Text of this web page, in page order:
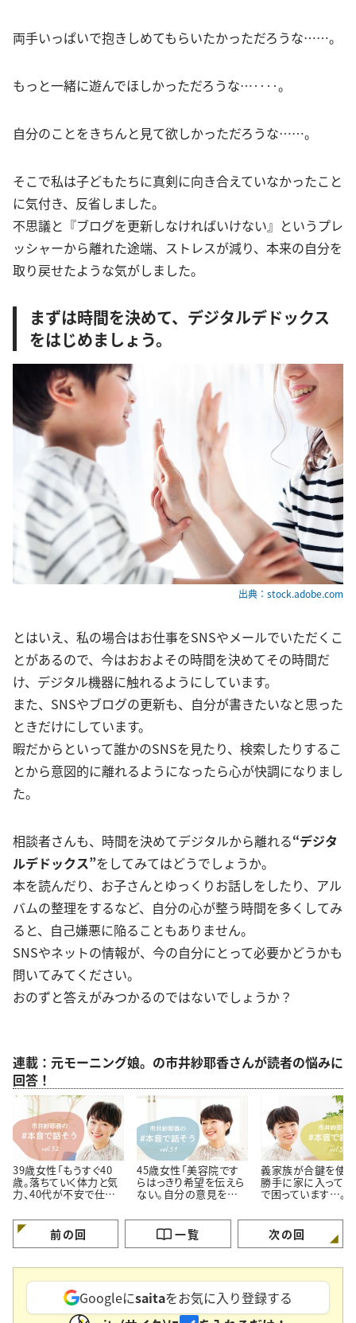
両手いっぱいで抱きしめてもらいたかっただろうな……。
もっと一緒に遊んでほしかっただろうな…‥‥。
自分のことをきちんと見て欲しかっただろうな……。
そこで私は子どもたちに真剣に向き合えていなかったこと
に気付き、反省しました。
不思議と『ブログを更新しなければいけない』というプレ
ッシャーから離れた途端、ストレスが減り、本来の自分を
取り戻せたような気がしました。
まずは時間を決めて、デジタルデドックス
をはじめましょう。
出典：stock.adobe.com
とはいえ、私の場合はお仕事をSNSやメールでいただくこ
とがあるので、今はおおよその時間を決めてその時間だ
け、デジタル機器に触れるようにしています。
また、SNSやブログの更新も、自分が書きたいなと思った
ときだけにしています。
暇だからといって誰かのSNSを見たり、検索したりするこ
とから意図的に離れるようになったら心が快調になりまし
た。
相談者さんも、時間を決めてデジタルから離れる“デジタ
ルデドックス”をしてみてはどうでしょうか。
本を読んだり、お子さんとゆっくりお話しをしたり、アル
バムの整理をするなど、自分の心が整う時間を多くしてみ
ると、自己嫌悪に陥ることもありません。
SNSやネットの情報が、今の自分にとって必要かどうかも
問いてみてください。
おのずと答えがみつかるのではないでしょうか？
連載：元モーニング娘。の市井紗耶香さんが読者の悩みに
回答！
39歳女性「もうすぐ40
歳。落ちていく体力と気
力、40代が不安で仕方
45歳女性「美容院です
らはっきり希望を伝えら
ない。自分の意見を伝え
さします…。」
義家族が合鍵を使
勝手に家に入ってく
で困っています…。
前の回 一覧 次の回
Googleにsaitaをお気に入り登録する